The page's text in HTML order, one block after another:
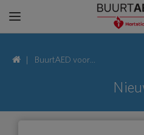
BuurtAED voor
Bonifaciusstraat, 7009